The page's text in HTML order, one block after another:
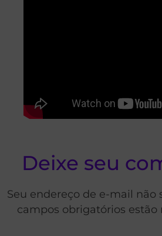
Deixe seu
Seu endereço de e-mail não
campos obrigatórios estão